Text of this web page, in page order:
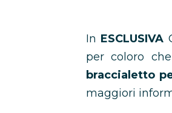
In ESCLUSIVA
per coloro
braccialetto
maggiori